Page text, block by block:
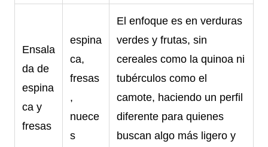
Ensala
da de
espina
ca y
fresas
espina
ca,
fresas
,
nuece
s
El enfoque es en verduras
verdes y frutas, sin
cereales como la quinoa ni
tubérculos como el
camote, haciendo un perfil
diferente para quienes
buscan algo más ligero y